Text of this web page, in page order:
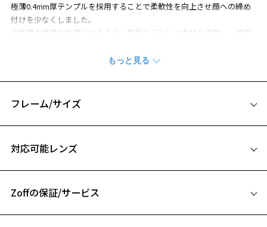
極薄0.4mm厚テンプルを採用することで柔軟性を向上させ顔への締め
付けを少なくしました。
長時間の着用も快適になるよう、軽量ステンレス素材を使用し、着用
横幅のサイズが大きめで、顔の形状問わず圧迫感なく掛けやすいデザ
※商品の構造上、レンズが剥き出しになっている部分がございます。
剥き出し部分に衝撃を加えると、割れたり欠けたりしますのでご注意
ください。
※アウトレット商品は、販売から一定期間経過した商品などです。キ
ズ、汚れなどがあるB級品ではございません。
フレーム/サイズ
B ブリッジ(鼻部分)の横幅：18mm
対応可能レンズ
フレームとレンズの合計料金を知りたい方へ
Zoffの保証/サービス